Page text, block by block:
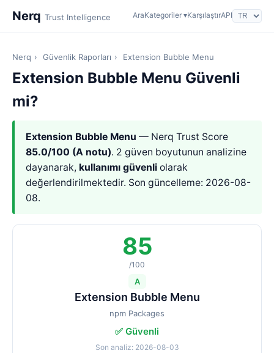
Nerq Trust Intelligence AraKategoriler ▾KarşılaştırAPI
Nerq › Güvenlik Raporları › Extension Bubble Menu
Extension Bubble Menu Güvenli
mi?
Extension Bubble Menu — Nerq Trust Score
85.0/100 (A notu). 2 güven boyutunun analizine
dayanarak, kullanımı güvenli olarak
değerlendirilmektedir. Son güncelleme: 2026-08-
08.
85
/100
A
Extension Bubble Menu
npm Packages
✅ Güvenli
Son analiz: 2026-08-03